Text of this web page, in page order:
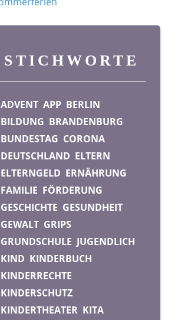
STICHWORTE
ADVENT APP BERLIN
BILDUNG BRANDENBURG
BUNDESTAG CORONA
DEUTSCHLAND ELTERN
ELTERNGELD ERNÄHRUNG
FAMILIE FÖRDERUNG
GESCHICHTE GESUNDHEIT
GEWALT GRIPS
GRUNDSCHULE JUGENDLICH
KIND KINDERBUCH
KINDERRECHTE
KINDERSCHUTZ
KINDERTHEATER KITA